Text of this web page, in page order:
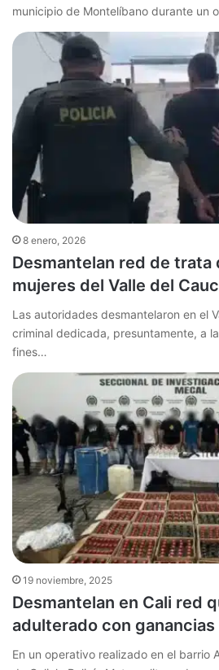
municipio de Montelíbano durante un
8 enero, 2026
Desmantelan red de trata
mujeres del Valle del
Las autoridades desmantelaron en el
criminal dedicada, presuntamente, a
fines…
19 noviembre, 2025
Desmantelan en Cali red
adulterado con ganancias
En un operativo realizado en el barrio